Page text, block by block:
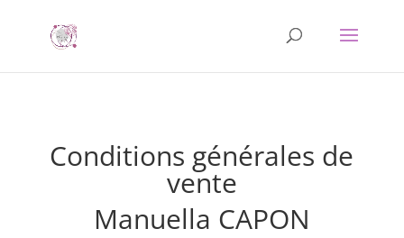
Conditions générales de
vente
Manuella CAPON